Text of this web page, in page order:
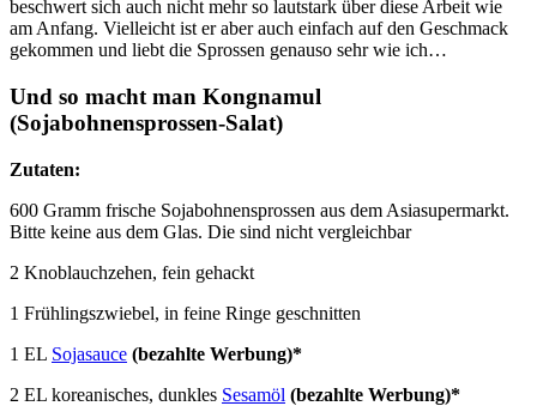
beschwert sich auch nicht mehr so lautstark über diese Arbeit wie
am Anfang. Vielleicht ist er aber auch einfach auf den Geschmack
gekommen und liebt die Sprossen genauso sehr wie ich…
Und so macht man Kongnamul
(Sojabohnensprossen-Salat)
Zutaten:
600 Gramm frische Sojabohnensprossen aus dem Asiasupermarkt.
Bitte keine aus dem Glas. Die sind nicht vergleichbar
2 Knoblauchzehen, fein gehackt
1 Frühlingszwiebel, in feine Ringe geschnitten
1 EL Sojasauce (bezahlte Werbung)*
2 EL koreanisches, dunkles Sesamöl (bezahlte Werbung)*